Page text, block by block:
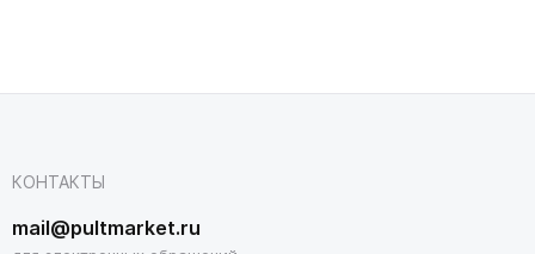
КОНТАКТЫ
mail@pultmarket.ru